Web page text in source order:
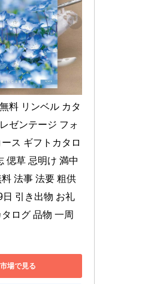
料 リンベル カタ
ゼンテージ フォ
ス ギフトカタロ
偲草 忌明け 満中
法事 法要 粗供
引き出物 お礼
ログ 品物 一周
場で見る